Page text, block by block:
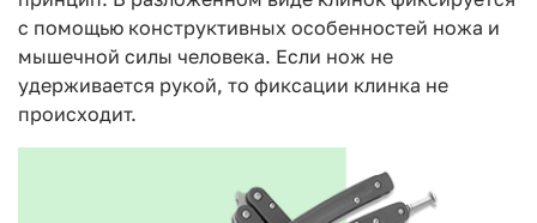
с помощью конструктивных особенностей ножа и
мышечной силы человека. Если нож не
удерживается рукой, то фиксации клинка не
происходит.